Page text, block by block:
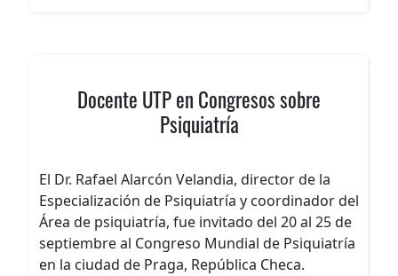
Docente UTP en Congresos sobre
Psiquiatría
El Dr. Rafael Alarcón Velandia, director de la
Especialización de Psiquiatría y coordinador del
Área de psiquiatría, fue invitado del 20 al 25 de
septiembre al Congreso Mundial de Psiquiatría
en la ciudad de Praga, República Checa.